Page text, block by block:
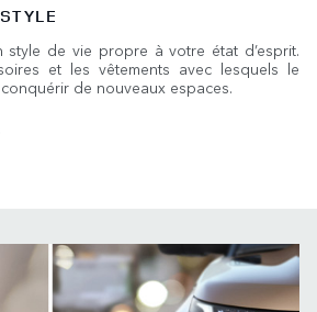
style de vie propre à votre état d’esprit.
et les vêtements avec lesquels le
de nouveaux espaces.